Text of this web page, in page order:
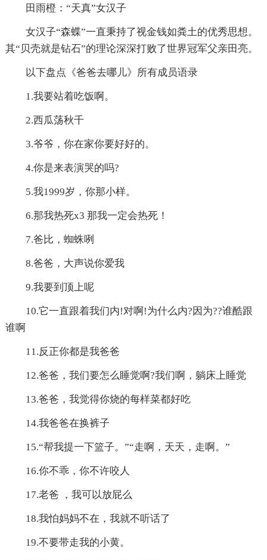
田雨橙：“天真”女汉子
女汉子“森蝶”一直秉持了视金钱如粪土的优秀思想。
其“贝壳就是钻石”的理论深深打败了世界冠军父亲田亮。
以下盘点《爸爸去哪儿》所有成员语录
1.我要站着吃饭啊。
2.西瓜荡秋千
3.爷爷，你在家你要好好的。
4.你是来表演哭的吗?
5.我1999岁，你那小样。
6.那我热死x3 那我一定会热死！
7.爸比，蜘蛛咧
8.爸爸，大声说你爱我
9.我要到顶上呢
10.它一直跟着我们内!对啊!为什么内?因为??谁酷跟
谁啊
11.反正你都是我爸爸
12.爸爸，我们要怎么睡觉啊?我们啊，躺床上睡觉
13.爸爸，我觉得你烧的每样菜都好吃
14.我爸爸在换裤子
15.“帮我提一下篮子。”“走啊，天天，走啊。”
16.你不乖，你不许咬人
17.老爸 ，我可以放屁么
18.我怕妈妈不在，我就不听话了
19.不要带走我的小黄。